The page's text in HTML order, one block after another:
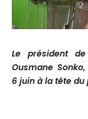
Le président de
Ousmane
6 juin à la tête du